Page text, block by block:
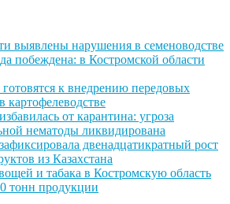
выявлены нарушения в семеноводстве
побеждена: в Костромской области
к внедрению передовых
картофелеводстве
от карантина: угроза
нематоды ликвидирована
двенадцатикратный рост
из Казахстана
и табака в Костромскую область
тонн продукции